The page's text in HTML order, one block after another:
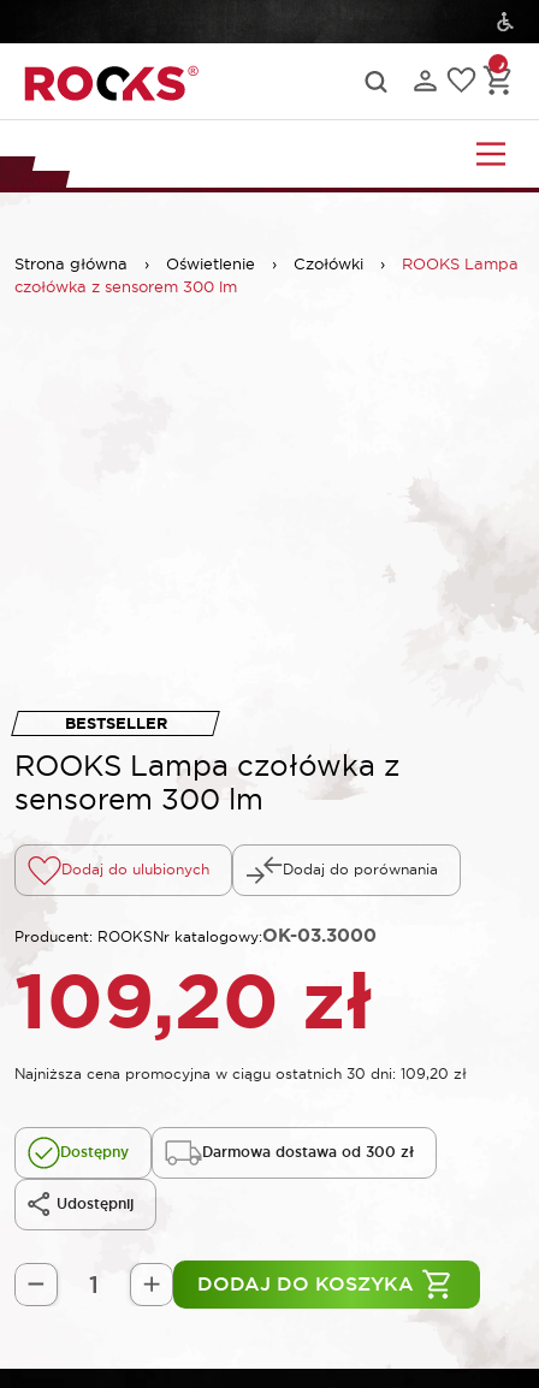
Strona główna › Oświetlenie › Czołówki ›
ROOKS Lampa
czołówka z sensorem 300 lm
BESTSELLER
ROOKS Lampa czołówka z
sensorem 300 lm
Dodaj do ulubionych Dodaj do porównania
Producent: ROOKSNr katalogowy:OK-03.3000
109,20 zł
Najniższa cena promocyjna w ciągu ostatnich 30 dni: 109,20 zł
Dostępny Darmowa dostawa od 300 zł
Udostępnij
ilość
DODAJ DO KOSZYKA